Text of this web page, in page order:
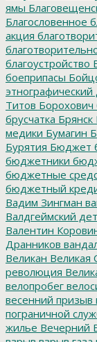
ямы
Благословенное
акция
благоустройство
боеприпасы
этнографический
Титов Борохович
брусчатка Брянск
медики Бумагин
Бурятия Бюджет
бюджетники
бюджетные
бюджетный
Вадим Зингман
Валдгеймский
Валентин
Дранников
Великан Великая
революция
велопробег
весенний призыв
пограничной
жилье Вечерний